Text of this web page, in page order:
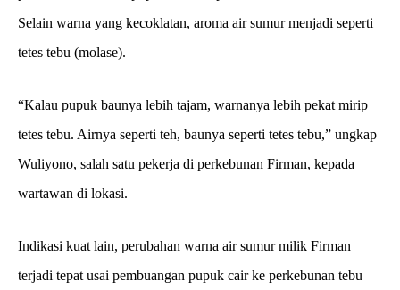
Selain warna yang kecoklatan, aroma air sumur menjadi seperti
tetes tebu (molase).
“Kalau pupuk baunya lebih tajam, warnanya lebih pekat mirip
tetes tebu. Airnya seperti teh, baunya seperti tetes tebu,” ungkap
Wuliyono, salah satu pekerja di perkebunan Firman, kepada
wartawan di lokasi.
Indikasi kuat lain, perubahan warna air sumur milik Firman
terjadi tepat usai pembuangan pupuk cair ke perkebunan tebu